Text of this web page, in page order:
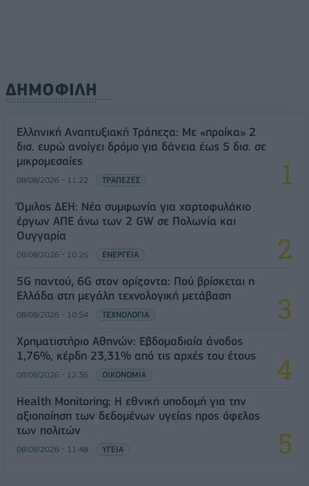
ΔΗΜΟΦΙΛΗ
Ελληνική Αναπτυξιακή Τράπεζα: Με «προίκα» 2
δισ. ευρώ ανοίγει δρόμο για δάνεια έως 5 δισ. σε
μικρομεσαίες
08/08/2026 - 11:22 ΤΡΑΠΕΖΕΣ
Όμιλος ΔΕΗ: Νέα συμφωνία για χαρτοφυλάκιο
έργων ΑΠΕ άνω των 2 GW σε Πολωνία και
Ουγγαρία
08/08/2026 - 10:26 ΕΝΕΡΓΕΙΑ
5G παντού, 6G στον ορίζοντα: Πού βρίσκεται η
Ελλάδα στη μεγάλη τεχνολογική μετάβαση
08/08/2026 - 10:54 ΤΕΧΝΟΛΟΓΙΑ
Χρηματιστήριο Αθηνών: Εβδομαδιαία άνοδος
1,76%, κέρδη 23,31% από τις αρχές του έτους
08/08/2026 - 12:36 ΟΙΚΟΝΟΜΙΑ
Health Monitoring: Η εθνική υποδομή για την
αξιοποίηση των δεδομένων υγείας προς όφελος
των πολιτών
08/08/2026 - 11:48 ΥΓΕΙΑ